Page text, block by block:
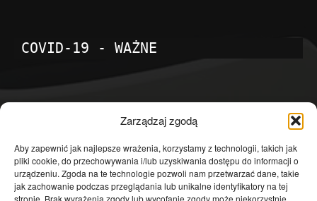
Zarządzaj zgodą
Aby zapewnić jak najlepsze wrażenia, korzystamy z technologii, takich jak
pliki cookie, do przechowywania i/lub uzyskiwania dostępu do informacji o
urządzeniu. Zgoda na te technologie pozwoli nam przetwarzać dane, takie
jak zachowanie podczas przeglądania lub unikalne identyfikatory na tej
stronie. Brak wyrażenia zgody lub wycofanie zgody może niekorzystnie
COVID-19 - WAŻNE
Temat dnia
4601
Publicystyka
4363
Polityka
3639